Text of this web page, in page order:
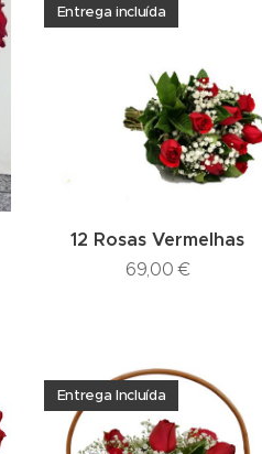
12 Rosas Vermelhas
Entrega incluída
69,00 €
Entrega Incluída